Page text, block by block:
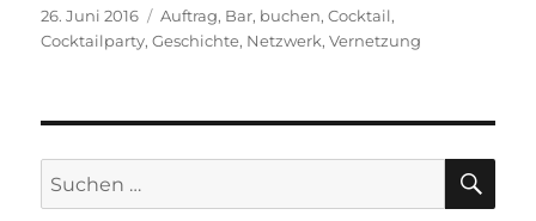
Veröffentlicht
am
26. Juni 2016 Schlagwörter
Auftrag, Bar, buchen,Cocktail,
Cocktailparty,Geschichte, Netzwerk,Vernetzung
Suche
nach: